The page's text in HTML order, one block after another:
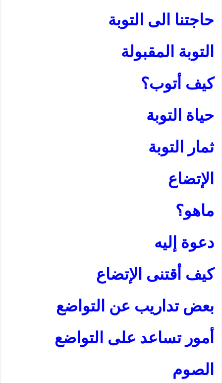
حاجتنا الى التوبة
التوبة المقبولة
كيف أتوب؟
حياة التوبة
ثمار التوبة
الإتضاع
ماهو؟
دعوة إليه
كيف أقتنى الإتضاع
بعض تداريب عن التواضع
أمور تساعد على التواضع
الصوم